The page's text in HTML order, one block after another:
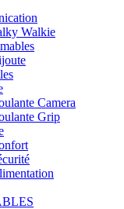
Walkie
Camera
Grip